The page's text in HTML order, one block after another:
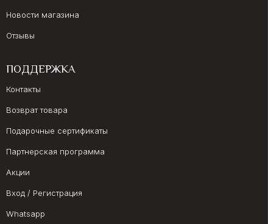
Новости магазина
Отзывы
ПОДДЕРЖКА
Контакты
Возврат товара
Подарочные сертификаты
Партнерская программа
Акции
Вход / Регистрация
Whatsapp